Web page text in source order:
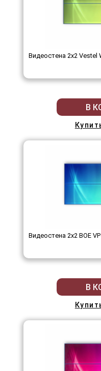
Видеостена 2x2 Vestel
В
Видеостена 2x2 BOE
В